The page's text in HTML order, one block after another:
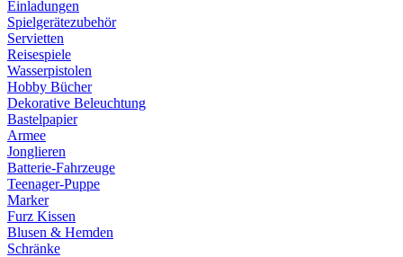
Einladungen
Spielgerätezubehör
Servietten
Reisespiele
Wasserpistolen
Hobby Bücher
Dekorative Beleuchtung
Bastelpapier
Armee
Jonglieren
Batterie-Fahrzeuge
Teenager-Puppe
Marker
Furz Kissen
Blusen & Hemden
Schränke